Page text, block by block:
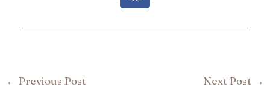
e
← Previous Post Next Post →